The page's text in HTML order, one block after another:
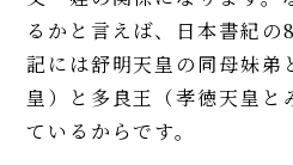
るかと言えば、日本書紀
記には舒明天皇の同母妹弟
皇）と多良王（孝徳天皇と
ているからです。